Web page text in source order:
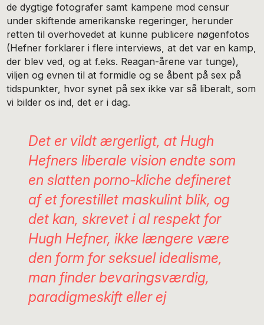
de dygtige fotografer samt kampene mod censur
under skiftende amerikanske regeringer, herunder
retten til overhovedet at kunne publicere nøgenfotos
(Hefner forklarer i flere interviews, at det var en kamp,
der blev ved, og at f.eks. Reagan-årene var tunge),
viljen og evnen til at formidle og se åbent på sex på
tidspunkter, hvor synet på sex ikke var så liberalt, som
vi bilder os ind, det er i dag.
Det er vildt ærgerligt, at Hugh
Hefners liberale vision endte som
en slatten porno-kliche defineret
af et forestillet maskulint blik, og
det kan, skrevet i al respekt for
Hugh Hefner, ikke længere være
den form for seksuel idealisme,
man finder bevaringsværdig,
paradigmeskift eller ej